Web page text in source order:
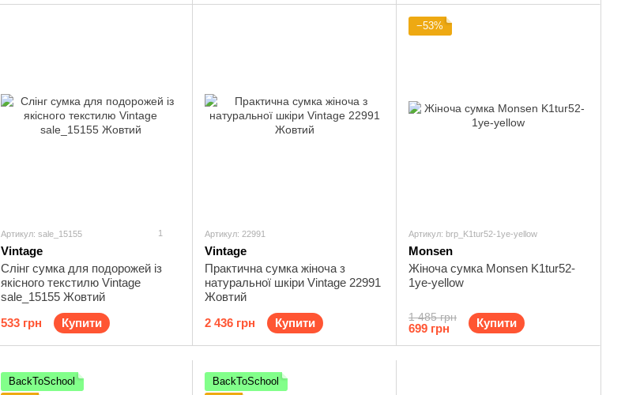
Артикул: sale_15155 1
Vintage
Слінг сумка для подорожей із
якісного текстилю Vintage
sale_15155 Жовтий
533 грн
Купити
Артикул: 22991
Vintage
Практична сумка жіноча з
натуральної шкіри Vintage 22991
Жовтий
2 436 грн
Купити
−53%
Артикул: brp_K1tur52-1ye-yellow
Monsen
Жіноча сумка Monsen K1tur52-
1ye-yellow
1 485 грн
699 грн Купити
BackToSchool
BackToSchool